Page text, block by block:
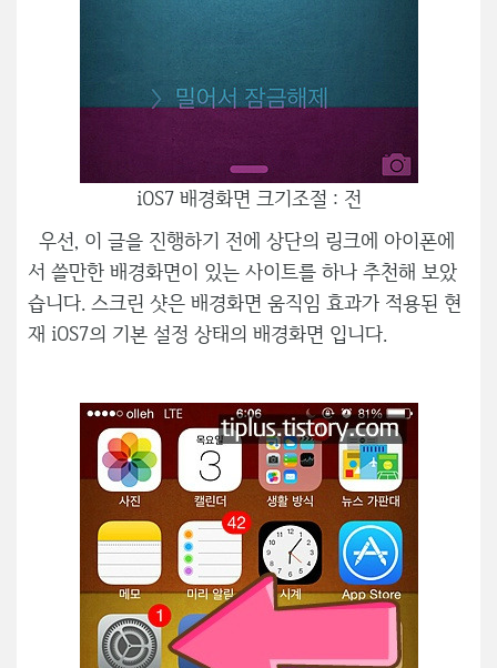
iOS7 배경화면 크기조절 : 전
우선, 이 글을 진행하기 전에 상단의 링크에 아이폰에
서 쓸만한 배경화면이 있는 사이트를 하나 추천해 보았
습니다. 스크린 샷은 배경화면 움직임 효과가 적용된 현
재 iOS7의 기본 설정 상태의 배경화면 입니다.